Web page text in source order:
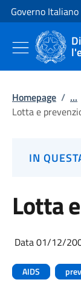
Vai al contenuto
Vai alla navigazione
Governo Italiano
Homepage / ...
Lotta e
IN
Lotta
Data 01/12/
AIDS